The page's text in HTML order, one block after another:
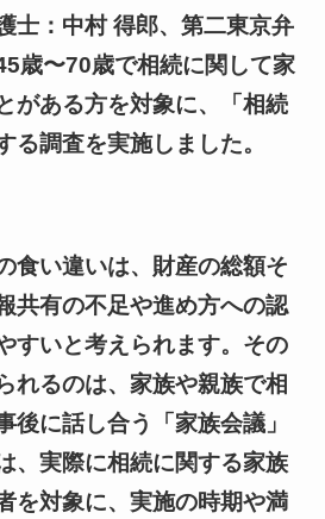
士：中村 得郎、第二東京弁
歳〜70歳で相続に関して家
がある方を対象に、「相続
る調査を実施しました。
食い違いは、財産の総額そ
共有の不足や進め方への認
すいと考えられます。その
れるのは、家族や親族で相
後に話し合う「家族会議」
、実際に相続に関する家族
を対象に、実施の時期や満